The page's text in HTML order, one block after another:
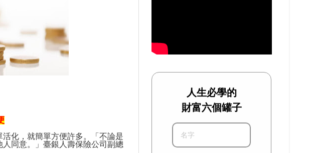
化，就簡單方便許多。「不論是
同意。」臺銀人壽保險公司副總
人生必學的
財富六個罐子